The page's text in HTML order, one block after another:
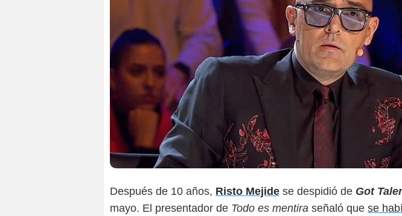
Después de 10 años, Risto Mejide se despidió de Got
mayo. El presentador de Todo es mentira señaló que se
Mediaset